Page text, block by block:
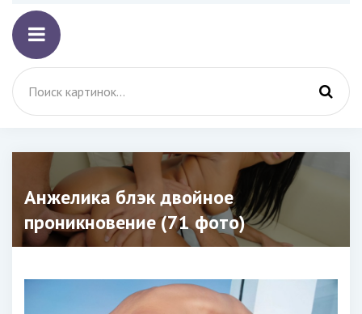
Анжелика блэк двойное
проникновение (71 фото)